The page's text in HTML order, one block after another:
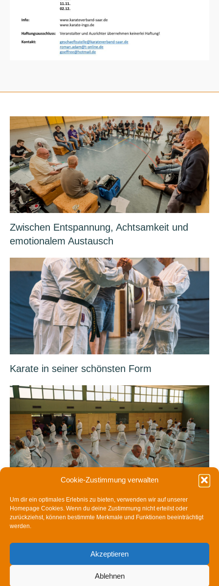
Cookie-Zustimmung verwalten
Um dir ein optimales Erlebnis zu bieten, verwenden wir auf unserer
Homepage Cookies. Wenn du deine Zustimmung nicht erteilst oder
zurückziehst, können bestimmte Merkmale und Funktionen beeinträchtigt
werden.
Akzeptieren
Ablehnen
Zwischen Entspannung, Achtsamkeit und
emotionalem Austausch
Karate in seiner schönsten Form
Karate erleben – Intensivlehrgang Lebach
2025